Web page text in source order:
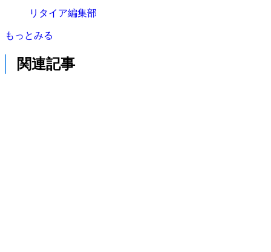
リタイア編集部
もっとみる
関連記事